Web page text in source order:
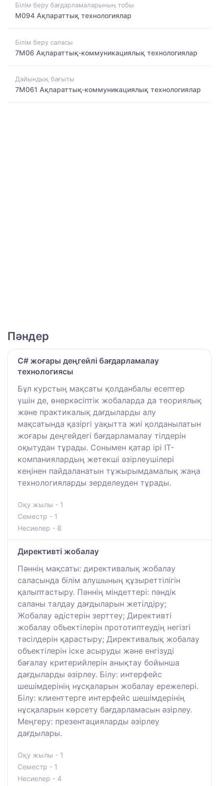
Білім беру бағдарламаларының тобы
M094 Ақпараттық технологиялар
Білім беру саласы
7M06 Ақпараттық-коммуникациялық технологиялар
Дайындық бағыты
7M061 Ақпараттық-коммуникациялық технологиялар
Пәндер
С# жоғары деңгейлі бағдарламалау
технологиясы
Бұл курстың мақсаты қолданбалы есептер
үшін де, өнеркәсіптік жобаларда да теориялық
және практикалық дағдыларды алу
мақсатында қазіргі уақытта жиі қолданылатын
жоғары деңгейдегі бағдарламалау тілдерін
оқытудан тұрады. Сонымен қатар ірі IT-
компаниялардың жетекші әзірлеушілері
кеңінен пайдаланатын тұжырымдамалық жаңа
технологияларды зерделеуден тұрады.
Оқу жылы - 1
Семестр - 1
Несиелер - 8
Директивті жобалау
Пәннің мақсаты: директивалық жобалау
саласында білім алушының құзыреттілігін
қалыптастыру. Пәннің міндеттері: пәндік
саланы талдау дағдыларын жетілдіру;
Жобалау әдістерін зерттеу; Директивті
жобалау объектілерін прототиптеудің негізгі
тәсілдерін қарастыру; Директивалық жобалау
объектілерін іске асыруды және енгізуді
бағалау критерийлерін анықтау бойынша
дағдыларды әзірлеу. Білу: интерфейс
шешімдерінің нұсқаларын жобалау ережелері.
Білу: клиенттерге интерфейс шешімдерінің
нұсқаларын көрсету бағдарламасын әзірлеу.
Меңгеру: презентацияларды әзірлеу
дағдылары.
Оқу жылы - 1
Семестр - 1
Несиелер - 4